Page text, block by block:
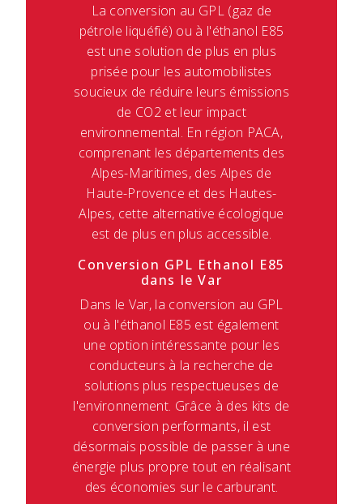
La conversion au GPL (gaz de
pétrole liquéfié) ou à l'éthanol E85
est une solution de plus en plus
prisée pour les automobilistes
soucieux de réduire leurs émissions
de CO2 et leur impact
environnemental. En région PACA,
comprenant les départements des
Alpes-Maritimes, des Alpes de
Haute-Provence et des Hautes-
Alpes, cette alternative écologique
est de plus en plus accessible.
Conversion GPL Ethanol E85
dans le Var
Dans le Var, la conversion au GPL
ou à l'éthanol E85 est également
une option intéressante pour les
conducteurs à la recherche de
solutions plus respectueuses de
l'environnement. Grâce à des kits de
conversion performants, il est
désormais possible de passer à une
énergie plus propre tout en réalisant
des économies sur le carburant.